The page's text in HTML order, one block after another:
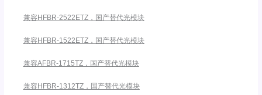
兼容HFBR-2522ETZ，国产替代光模块
兼容HFBR-1522ETZ，国产替代光模块
兼容AFBR-1715TZ，国产替代光模块
兼容HFBR-1312TZ，国产替代光模块